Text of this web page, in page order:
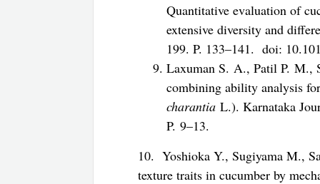
Quantitative evaluation of
extensive diversity and
199. P. 133–141. doi:
Laxuman S. A., Patil P. M.,
combining ability analysis
charantia L.). Karnataka
P. 9–13.
10. Yoshioka Y., Sugiyama M.,
texture traits in cucumber by